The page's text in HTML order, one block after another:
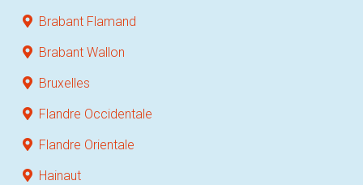
Brabant Flamand
Brabant Wallon
Bruxelles
Flandre Occidentale
Flandre Orientale
Hainaut